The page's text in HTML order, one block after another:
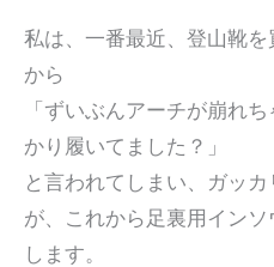
私は、一番最近、登山靴
から
「ずいぶんアーチが崩れ
かり履いてました？」
と言われてしまい、ガッカ
が、これから足裏用イン
します。